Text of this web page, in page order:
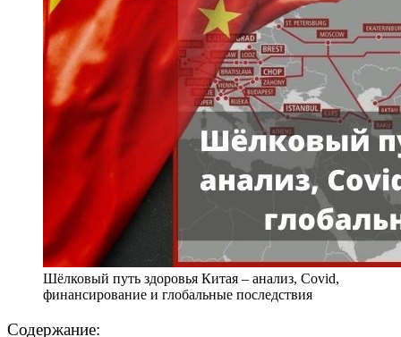
Шёлковый путь здоровья Китая – анализ, Covid,
финансирование и глобальные последствия
Содержание: